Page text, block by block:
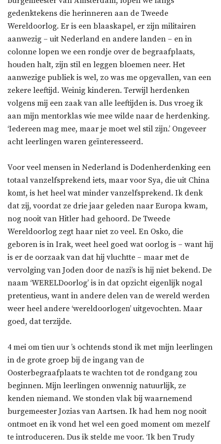
gedenktekens die herinneren aan de Tweede
Wereldoorlog. Er is een blaaskapel, er zijn militairen
aanwezig – uit Nederland en andere landen – en in
colonne lopen we een rondje over de begraafplaats,
houden halt, zijn stil en leggen bloemen neer. Het
aanwezige publiek is wel, zo was me opgevallen, van een
zekere leeftijd. Weinig kinderen. Terwijl herdenken
volgens mij een zaak van alle leeftijden is. Dus vroeg ik
aan mijn mentorklas wie mee wilde naar de herdenking.
‘Iedereen mag mee, maar je moet wel stil zijn.’ Ongeveer
acht leerlingen waren geïnteresseerd.
Voor veel mensen in Nederland is Dodenherdenking een
totaal vanzelfsprekend iets, maar voor Sya, die uit China
komt, is het heel wat minder vanzelfsprekend. Ik denk
dat zij, voordat ze drie jaar geleden naar Europa kwam,
nog nooit van Hitler had gehoord. De Tweede
Wereldoorlog zegt haar niet zo veel. En Osko, die
geboren is in Irak, weet heel goed wat oorlog is – want hij
is er de oorzaak van dat hij vluchtte – maar met de
vervolging van Joden door de nazi’s is hij niet bekend. De
naam ‘WERELDoorlog’ is in dat opzicht eigenlijk nogal
pretentieus, want in andere delen van de wereld werden
weer heel andere ‘wereldoorlogen’ uitgevochten. Maar
goed, dat terzijde.
4 mei om tien uur ’s ochtends stond ik met mijn leerlingen
in de grote groep bij de ingang van de
Oosterbegraafplaats te wachten tot de rondgang zou
beginnen. Mijn leerlingen onwennig natuurlijk, ze
kenden niemand. We stonden vlak bij waarnemend
burgemeester Jozias van Aartsen. Ik had hem nog nooit
ontmoet en ik vond het wel een goed moment om mezelf
te introduceren. Dus ik stelde me voor. ‘Ik ben Trudy